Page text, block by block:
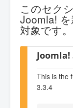
このセク
Joomla!
対象です。
Joomla!
This is the
3.3.4